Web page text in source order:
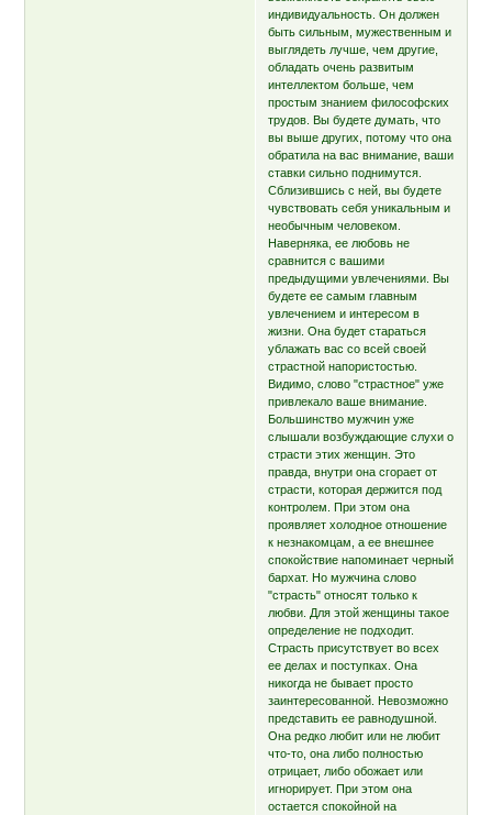
индивидуальность. Он должен
быть сильным, мужественным и
выглядеть лучше, чем другие,
обладать очень развитым
интеллектом больше, чем
простым знанием философских
трудов. Вы будете думать, что
вы выше других, потому что она
обратила на вас внимание, ваши
ставки сильно поднимутся.
Сблизившись с ней, вы будете
чувствовать себя уникальным и
необычным человеком.
Наверняка, ее любовь не
сравнится с вашими
предыдущими увлечениями. Вы
будете ее самым главным
увлечением и интересом в
жизни. Она будет стараться
ублажать вас со всей своей
страстной напористостью.
Видимо, слово "страстное" уже
привлекало ваше внимание.
Большинство мужчин уже
слышали возбуждающие слухи о
страсти этих женщин. Это
правда, внутри она сгорает от
страсти, которая держится под
контролем. При этом она
проявляет холодное отношение
к незнакомцам, а ее внешнее
спокойствие напоминает черный
бархат. Но мужчина слово
"страсть" относят только к
любви. Для этой женщины такое
определение не подходит.
Страсть присутствует во всех
ее делах и поступках. Она
никогда не бывает просто
заинтересованной. Невозможно
представить ее равнодушной.
Она редко любит или не любит
что-то, она либо полностью
отрицает, либо обожает или
игнорирует. При этом она
остается спокойной на